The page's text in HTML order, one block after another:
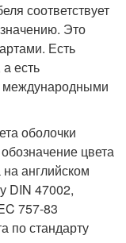
соответствует
Это
Есть
есть
международными
оболочки
цвета
английском
DIN 47002,
757-83
по стандарту